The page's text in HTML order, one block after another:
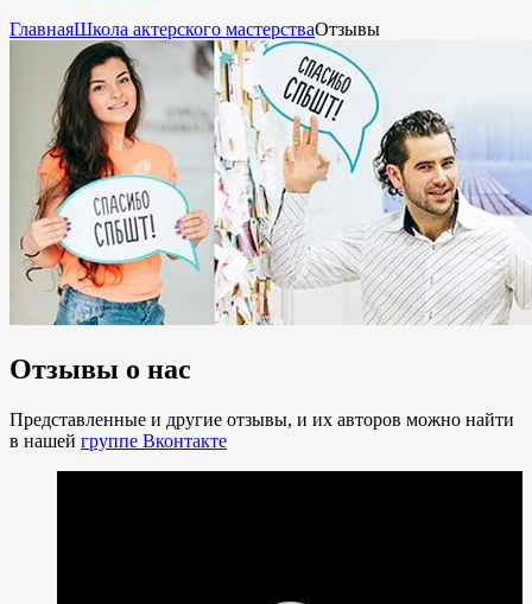
ГлавнаяШкола актерского мастерстваОтзывы
Отзывы о нас
Представленные и другие отзывы, и их авторов можно найти
в нашей группе Вконтакте